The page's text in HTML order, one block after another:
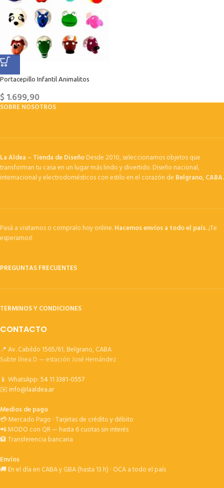
Portacepillo Infantil Animalitos
$1.699,90
SOBRE NOSOTROS
La Aldea – Tienda de DiseñoDesde 2010, seleccionamos objetos que
transforman tu casa en un lugar más lindo y divertido. Diseño nacional,
internacional y electrodomésticos con estilo en el corazón de Belgrano, CABA.
Pasá a visitarnos o compralo hoy online.Hacemos envíos a todo el país.¡Te
esperamos!
PREGUNTAS FRECUENTES
TERMINOS Y CONDICIONES
CONTACTO
📍 Av. Cabildo 1565/61, Belgrano, CABA
Subte línea D — estación José Hernández
📱 WhatsApp:54 11 3381-0557
✉️info@laaldea.ar
Medios de pago
💳 Mercado Pago · Tarjetas de crédito y débito
📲 MODO con QR — hasta 6 cuotas sin interés
🏦 Transferencia bancaria
Envíos
🚚 En el día en CABA y GBA (hasta 13 h) · OCA a todo el país